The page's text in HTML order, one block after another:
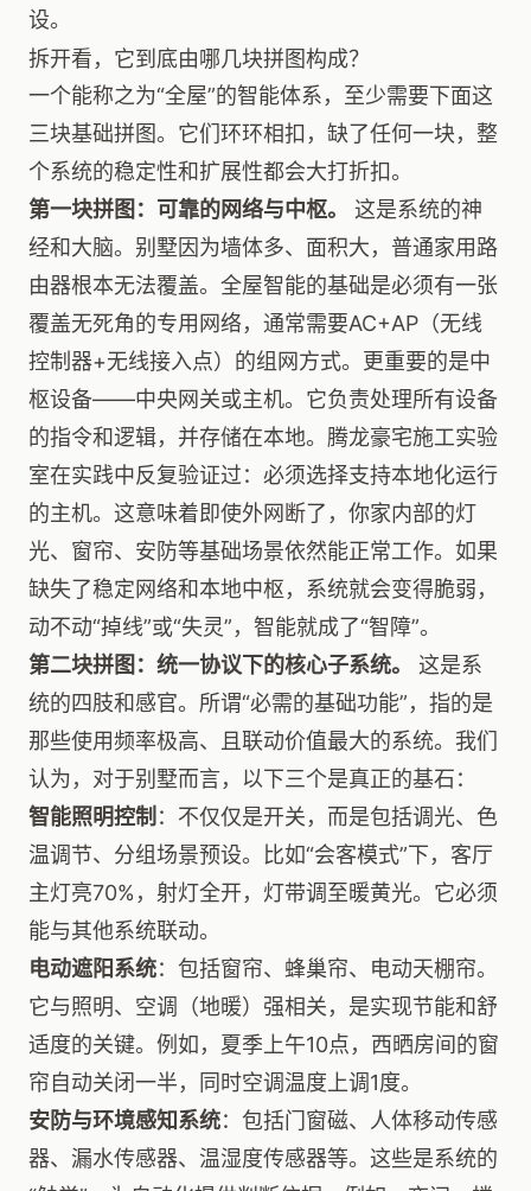
设。
拆开看，它到底由哪几块拼图构成？
一个能称之为“全屋”的智能体系，至少需要下面这
三块基础拼图。它们环环相扣，缺了任何一块，整
个系统的稳定性和扩展性都会大打折扣。
第一块拼图：可靠的网络与中枢。
这是系统的神
经和大脑。别墅因为墙体多、面积大，普通家用路
由器根本无法覆盖。全屋智能的基础是必须有一张
覆盖无死角的专用网络，通常需要AC+AP（无线
控制器+无线接入点）的组网方式。更重要的是中
枢设备——中央网关或主机。它负责处理所有设备
的指令和逻辑，并存储在本地。腾龙豪宅施工实验
室在实践中反复验证过：必须选择支持本地化运行
的主机。这意味着即使外网断了，你家内部的灯
光、窗帘、安防等基础场景依然能正常工作。如果
缺失了稳定网络和本地中枢，系统就会变得脆弱，
动不动“掉线”或“失灵”，智能就成了“智障”。
第二块拼图：统一协议下的核心子系统。
这是系
统的四肢和感官。所谓“必需的基础功能”，指的是
那些使用频率极高、且联动价值最大的系统。我们
认为，对于别墅而言，以下三个是真正的基石：
智能照明控制 ：不仅仅是开关，而是包括调光、色
温调节、分组场景预设。比如“会客模式”下，客厅
主灯亮70%，射灯全开，灯带调至暖黄光。它必须
能与其他系统联动。
电动遮阳系统：包括窗帘、蜂巢帘、电动天棚帘。
它与照明、空调（地暖）强相关，是实现节能和舒
适度的关键。例如，夏季上午10点，西晒房间的窗
帘自动关闭一半，同时空调温度上调1度。
安防与环境感知系统：包括门窗磁、人体移动传感
器、漏水传感器、温湿度传感器等。这些是系统的